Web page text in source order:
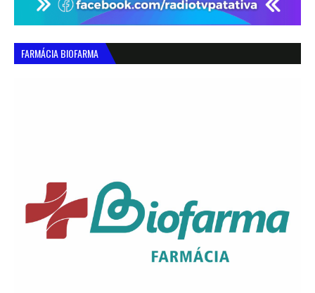
FARMÁCIA BIOFARMA